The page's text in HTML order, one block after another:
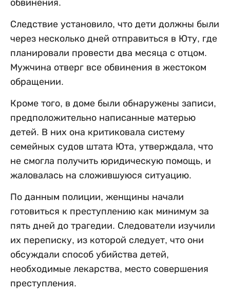
обвинения.
Следствие установило, что дети должны были
через несколько дней отправиться в Юту, где
планировали провести два месяца с отцом.
Мужчина отверг все обвинения в жестоком
обращении.
Кроме того, в доме были обнаружены записи,
предположительно написанные матерью
детей. В них она критиковала систему
семейных судов штата Юта, утверждала, что
не смогла получить юридическую помощь, и
жаловалась на сложившуюся ситуацию.
По данным полиции, женщины начали
готовиться к преступлению как минимум за
пять дней до трагедии. Следователи изучили
их переписку, из которой следует, что они
обсуждали способ убийства детей,
необходимые лекарства, место совершения
преступления.